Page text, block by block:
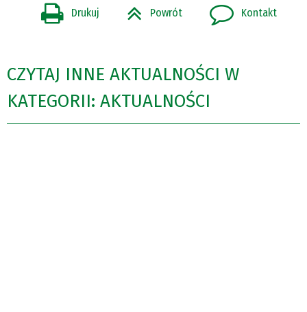
Drukuj Powrót Kontakt
CZYTAJ INNE AKTUALNOŚCI W
KATEGORII: AKTUALNOŚCI